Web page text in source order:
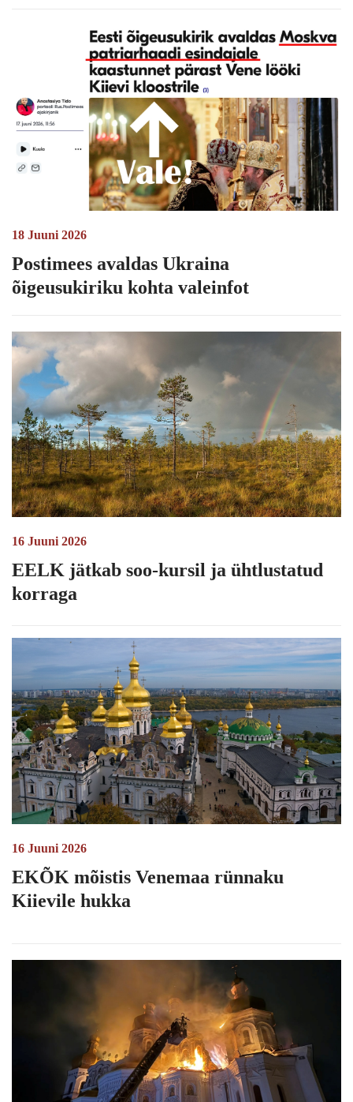
18 Juuni 2026
Postimees avaldas Ukraina
õigeusukiriku kohta valeinfot
16 Juuni 2026
EELK jätkab soo-kursil ja ühtlustatud
korraga
16 Juuni 2026
EKÕK mõistis Venemaa rünnaku
Kiievile hukka